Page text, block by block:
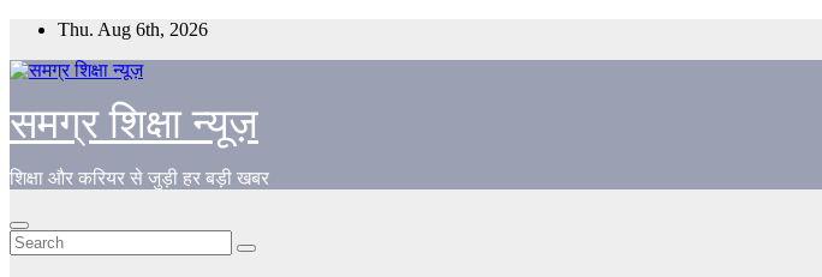
Skip
content
Thu. Aug 6th, 2026
समग्र शिक्षा न्यूज़
शिक्षा और करियर से जुड़ी हर बड़ी खबर